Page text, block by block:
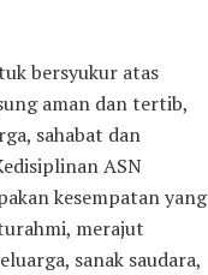
bersyukur atas
aman dan tertib,
sahabat dan
ASN
kesempatan yang
merajut
sanak saudara,